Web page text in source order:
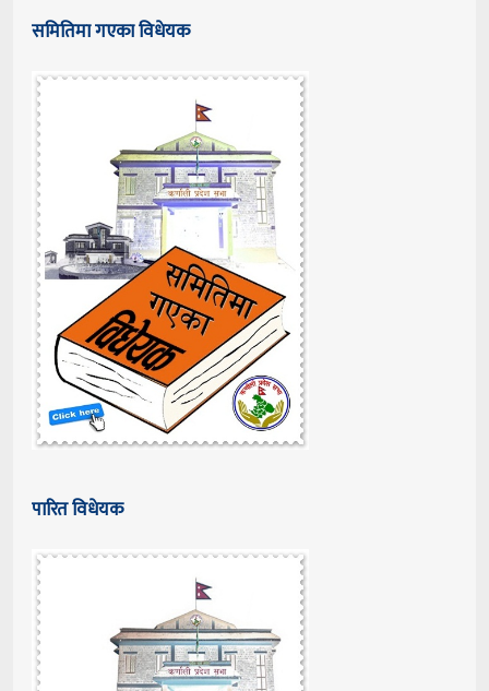
समितिमा गएका विधेयक
पारित विधेयक